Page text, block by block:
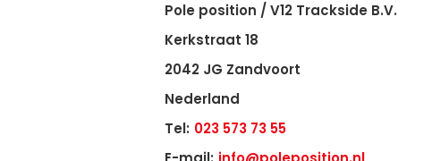
Pole position / V12 Trackside B.V.
Kerkstraat 18
2042 JG Zandvoort
Nederland
Tel: 023 573 73 55